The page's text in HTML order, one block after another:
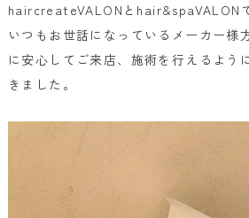
haircreateVALONと hair&spaVALON
いつもお世話になっているメーカー様
に安心してご来店、施術を行えるよう
きました。